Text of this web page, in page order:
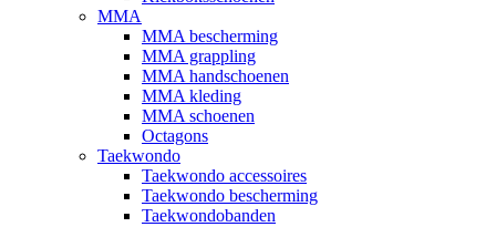
MMA
MMA bescherming
MMA grappling
MMA handschoenen
MMA kleding
MMA schoenen
Octagons
Taekwondo
Taekwondo accessoires
Taekwondo bescherming
Taekwondobanden